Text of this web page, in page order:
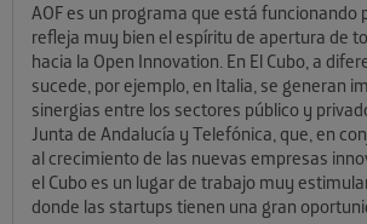
AOF es un programa que está
refleja muy bien el espíritu de apertura de
hacia la Open Innovation. En El Cubo, a
sucede, por ejemplo, en Italia, se generan
sinergias entre los sectores público y
Junta de Andalucía y Telefónica, que, en
al crecimiento de las nuevas empresas
el Cubo es un lugar de trabajo muy
donde las startups tienen una gran